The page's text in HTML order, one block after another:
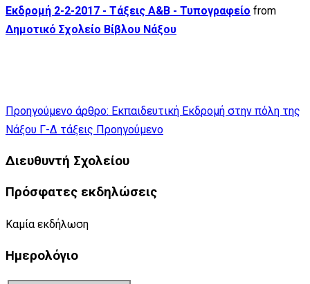
Εκδρομή 2-2-2017 - Τάξεις Α&Β - Τυπογραφείο from
Δημοτικό Σχολείο Βίβλου Νάξου
Προηγούμενο άρθρο: Εκπαιδευτική Εκδρομή στην πόλη της
Νάξου Γ-Δ τάξεις Προηγούμενο
Διευθυντή Σχολείου
Πρόσφατες εκδηλώσεις
Καμία εκδήλωση
Ημερολόγιο